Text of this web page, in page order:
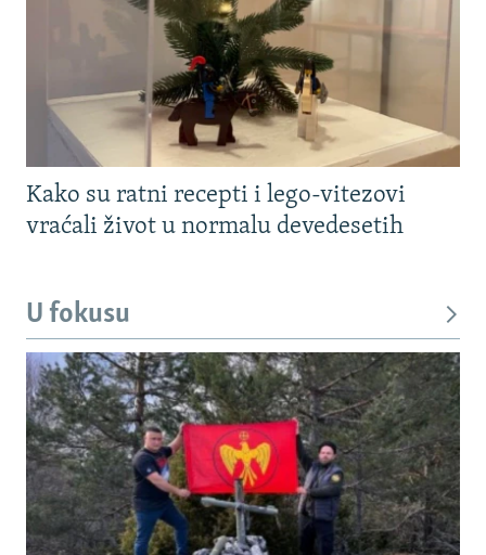
Kako su ratni recepti i lego-vitezovi
vraćali život u normalu devedesetih
U fokusu